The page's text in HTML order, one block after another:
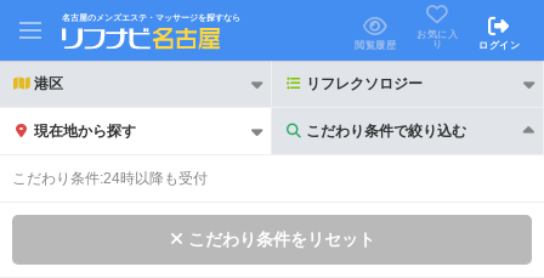
名古屋のメンズエステ・マッサージを探すなら
閲覧履歴
お気に入
り
ログイン
港区 リフレクソロジー
現在地から探す こだわり条件で絞り込む
こだわり条件で絞り込む
こだわり条件:24時以降も受付
こだわり条件をリセット